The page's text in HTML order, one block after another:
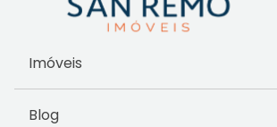
Imóveis
Blog